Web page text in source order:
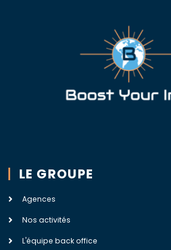
LE GROUPE
Agences
Nos activités
L'équipe back office